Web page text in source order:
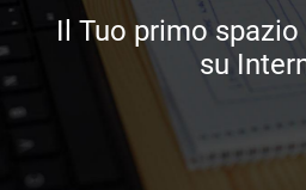
Il Tuo primo
su